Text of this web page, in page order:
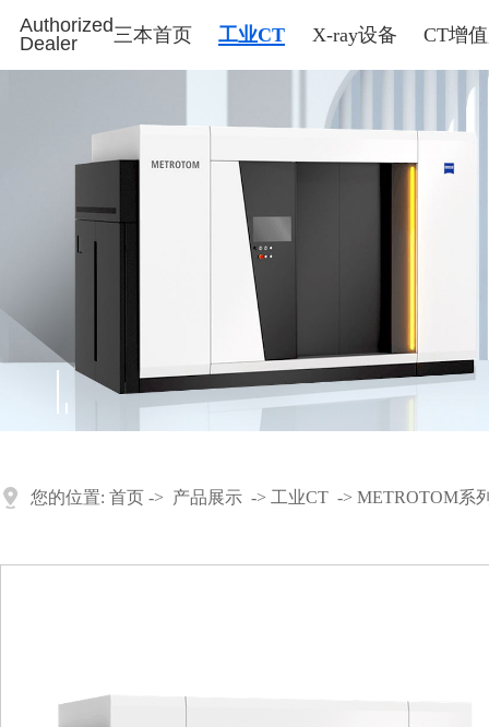
Authorized
Dealer
三本首页 工业CT X-ray设备 CT增
您的位置: 首页 -> 产品展示 -> 工业CT -> METROTOM系